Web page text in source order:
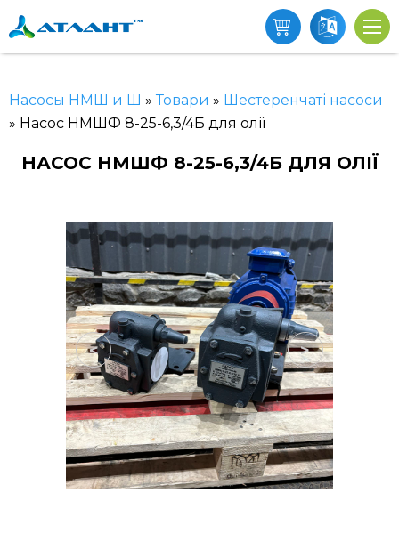
Насосы НМШ и Ш »Товари » Шестеренчаті насоси
» Насос НМШФ 8-25-6,3/4Б для олії
НАСОС НМШФ 8-25-6,3/4Б ДЛЯ ОЛІЇ
< >